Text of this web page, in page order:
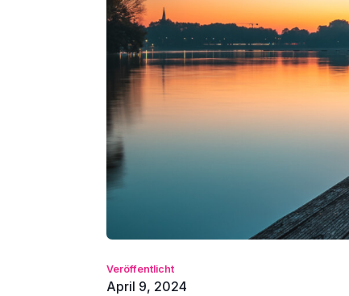
Veröffentlicht
April 9, 2024